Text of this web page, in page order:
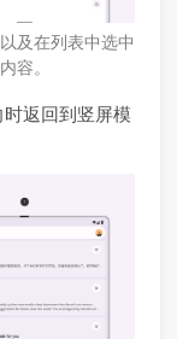
及在列表中选中
容。
返回到竖屏模